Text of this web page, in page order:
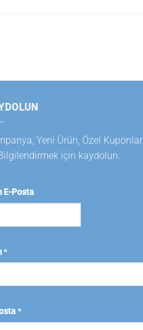
Yeni Ürün, Özel Kuponlar
için kaydolun.
E-Posta
*
*